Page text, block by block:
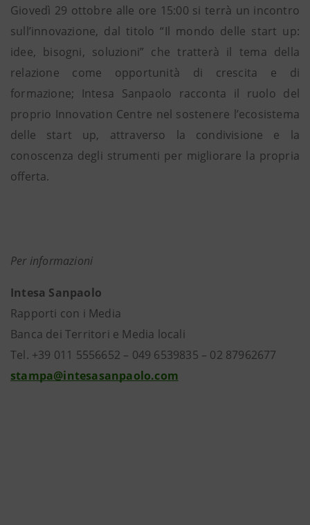
Giovedì 29 ottobre alle ore 15:00 si terrà un incontro
sull’innovazione, dal titolo “Il mondo delle start up:
idee, bisogni, soluzioni” che tratterà il tema della
relazione come opportunità di crescita e di
formazione; Intesa Sanpaolo racconta il ruolo del
proprio Innovation Centre nel sostenere l’ecosistema
delle start up, attraverso la condivisione e la
conoscenza degli strumenti per migliorare la propria
offerta.
Per informazioni
Intesa Sanpaolo
Rapporti con i Media
Banca dei Territori e Media locali
Tel. +39 011 5556652 – 049 6539835 – 02 87962677
stampa@intesasanpaolo.com